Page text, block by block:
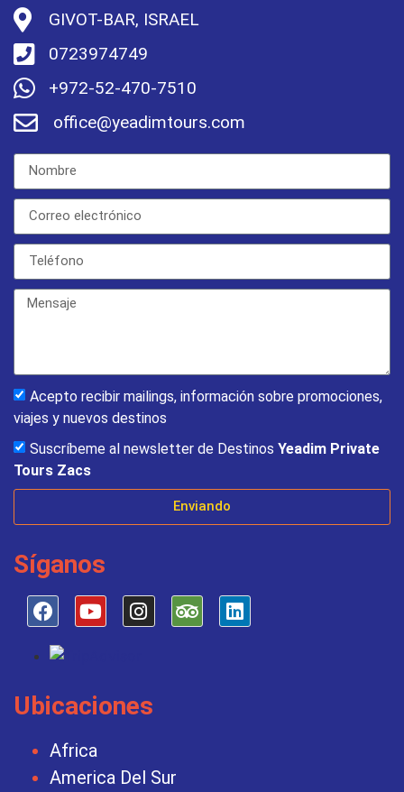
GIVOT-BAR, ISRAEL
0723974749
+972-52-470-7510
office@yeadimtours.com
Acepto recibir mailings, información sobre promociones,
viajes y nuevos destinos
Suscríbeme al newsletter de Destinos Yeadim Private
Tours Zacs
Enviando
Síganos
Ubicaciones
Africa
America Del Sur